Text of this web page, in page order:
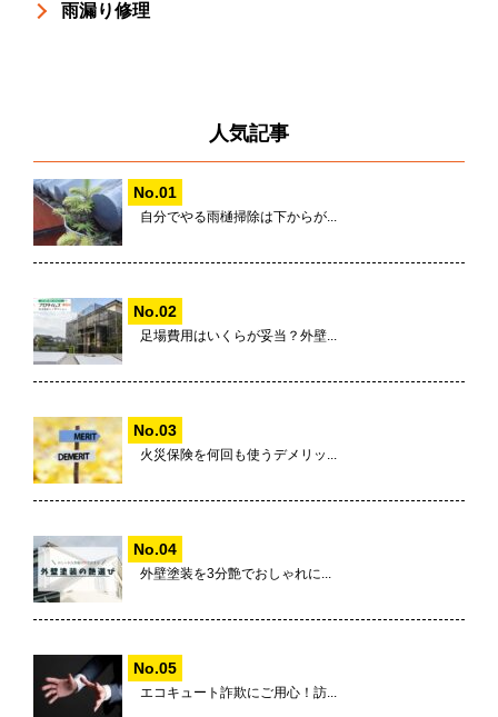
雨漏り修理
人気記事
自分でやる雨樋掃除は下からが...
足場費用はいくらが妥当？外壁...
火災保険を何回も使うデメリッ...
外壁塗装を3分艶でおしゃれに...
エコキュート詐欺にご用心！訪...